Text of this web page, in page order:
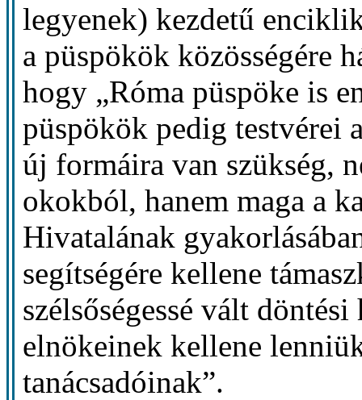
legyenek) kezdetű
a püspökök közösségére
hogy „Róma püspöke is
püspökök pedig testvérei
új formáira van szükség,
okokból, hanem maga a
Hivatalának
segítségére kellene
szélsőségessé vált
elnökeinek kellene
tanácsadóinak”.